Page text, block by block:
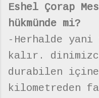
Eshel Çorap
hükmünde mi?
-Herhalde yani
kalır.
durabilen içine
kilometreden